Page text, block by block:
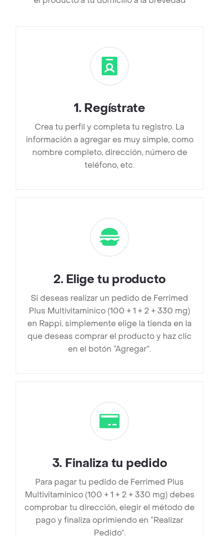
1. Regístrate
Crea tu perfil y completa tu registro. La
información a agregar es muy simple, como
nombre completo, dirección, número de
teléfono, etc.
2. Elige tu producto
Si deseas realizar un pedido de Ferrimed
Plus Multivitaminico (100 + 1 + 2 + 330 mg)
en Rappi, simplemente elige la tienda en la
que deseas comprar el producto y haz clic
en el botón “Agregar”.
3. Finaliza tu pedido
Para pagar tu pedido de Ferrimed Plus
Multivitaminico (100 + 1 + 2 + 330 mg) debes
comprobar tu dirección, elegir el método de
pago y finaliza oprimiendo en “Realizar
Pedido”.